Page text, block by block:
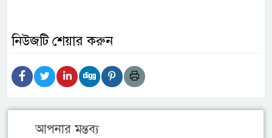
নিউজটি শেয়ার করুন
আপনার মন্তব্য